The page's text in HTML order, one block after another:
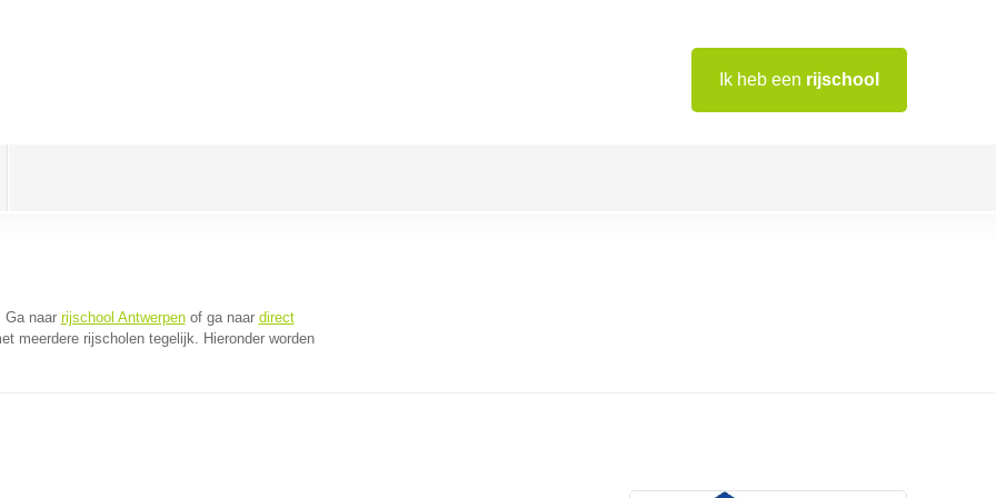
Ik heb een rijschool
Ga naar rijschool Antwerpenof ga naar direct
meerdere rijscholen tegelijk. Hieronder worden